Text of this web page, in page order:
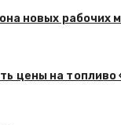
новых рабочих
цены на